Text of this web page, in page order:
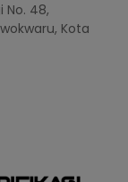
No. 48,
Kota